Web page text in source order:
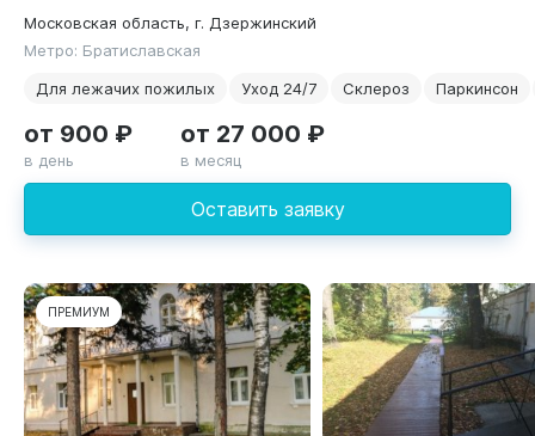
Московская область, г. Дзержинский
Метро: Братиславская
Для лежачих пожилых
Уход 24/7 Склероз Паркинсон
Оставить заявку
от 900 ₽
в день
от 27 000 ₽
в месяц
ПРЕМИУМ